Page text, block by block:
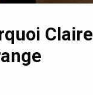
Claire